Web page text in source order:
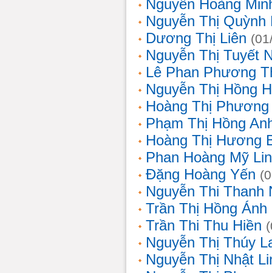
Nguyễn Hoàng
Nguyễn Thị Quỳnh
Dương Thị Liên
Nguyễn Thị Tuyết
Lê Phan Phương
Nguyễn Thị Hồng
Hoàng Thị Phương
Phạm Thị Hồng
Hoàng Thị Hương
Phan Hoàng Mỹ
Đặng Hoàng Yến
Nguyễn Thi Thanh
Trần Thị Hồng Ánh
Trần Thi Thu Hiền
Nguyễn Thị Thúy
Nguyễn Thị Nhật